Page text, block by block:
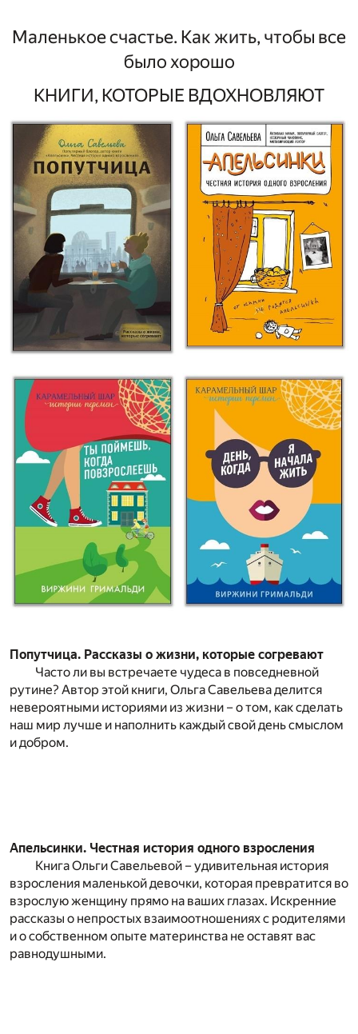
Маленькое счастье. Как жить, чтобы все
было хорошо
КНИГИ, КОТОРЫЕ ВДОХНОВЛЯЮТ
Попутчица. Рассказы о жизни, которые согревают
Часто ли вы встречаете чудеса в повседневной
рутине? Автор этой книги, Ольга Савельева делится
невероятными историями из жизни – о том, как сделать
наш мир лучше и наполнить каждый свой день смыслом
и добром.
Апельсинки. Честная история одного взросления
Книга Ольги Савельевой – удивительная история
взросления маленькой девочки, которая превратится во
взрослую женщину прямо на ваших глазах. Искренние
рассказы о непростых взаимоотношениях с родителями
и о собственном опыте материнства не оставят вас
равнодушными.